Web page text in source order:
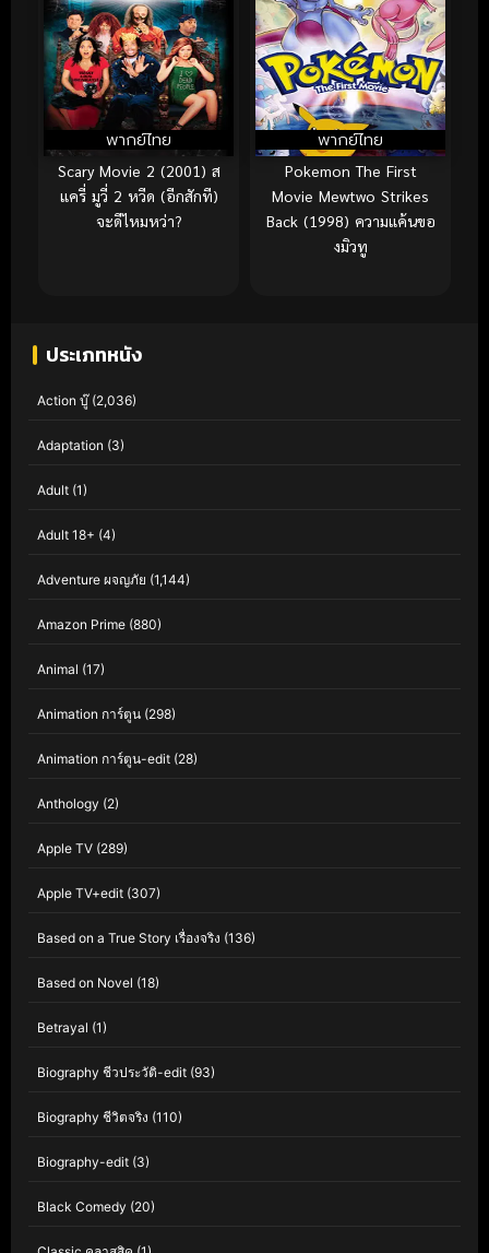
พากย์ไทย
Scary Movie 2 (2001) ส
แครี่ มูวี่ 2 หวีด (อีกสักที)
จะดีไหมหว่า?
พากย์ไทย
Pokemon The First
Movie Mewtwo Strikes
Back (1998) ความแค้นขอ
งมิวทู
ประเภทหนัง
Action บู๊(2,036)
Adaptation (3)
Adult (1)
Adult 18+ (4)
Adventure ผจญภัย (1,144)
Amazon Prime (880)
Animal (17)
Animation การ์ตูน (298)
Animation การ์ตูน-edit (28)
Anthology (2)
Apple TV (289)
Apple TV+edit (307)
Based on a True Story เรื่องจริง (136)
Based on Novel (18)
Betrayal (1)
Biography ชีวประวัติ-edit (93)
Biography ชีวิตจริง (110)
Biography-edit (3)
Black Comedy (20)